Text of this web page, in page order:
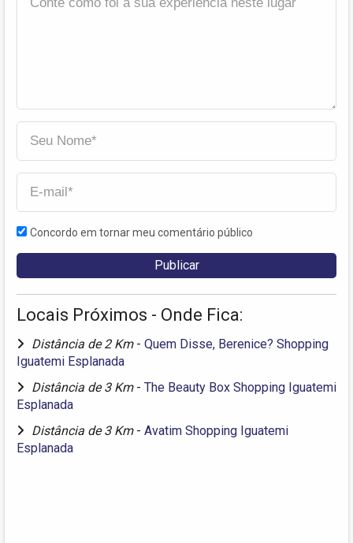
Concordo em tornar meu comentário público
Locais Próximos - Onde Fica:
Distância de 2 Km - Quem Disse, Berenice? Shopping
Iguatemi Esplanada
Distância de 3 Km - The Beauty Box Shopping Iguatemi
Esplanada
Distância de 3 Km - Avatim Shopping Iguatemi
Esplanada